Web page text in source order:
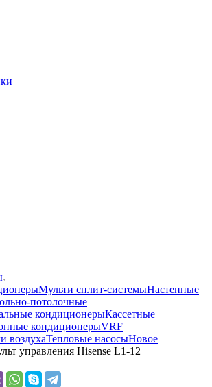
Мульти сплит-системыНастенные
потолочные
кондиционерыКассетные
кондиционерыVRF
воздухаТепловые насосыНовое
управления Hisense L1-12